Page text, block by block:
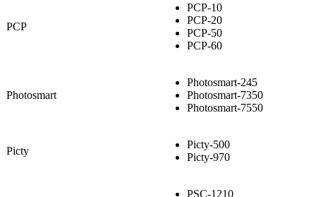
PCP
PCP-10
PCP-20
PCP-50
PCP-60
Photosmart
Photosmart-245
Photosmart-7350
Photosmart-7550
Picty
Picty-500
Picty-970
PSC-1210